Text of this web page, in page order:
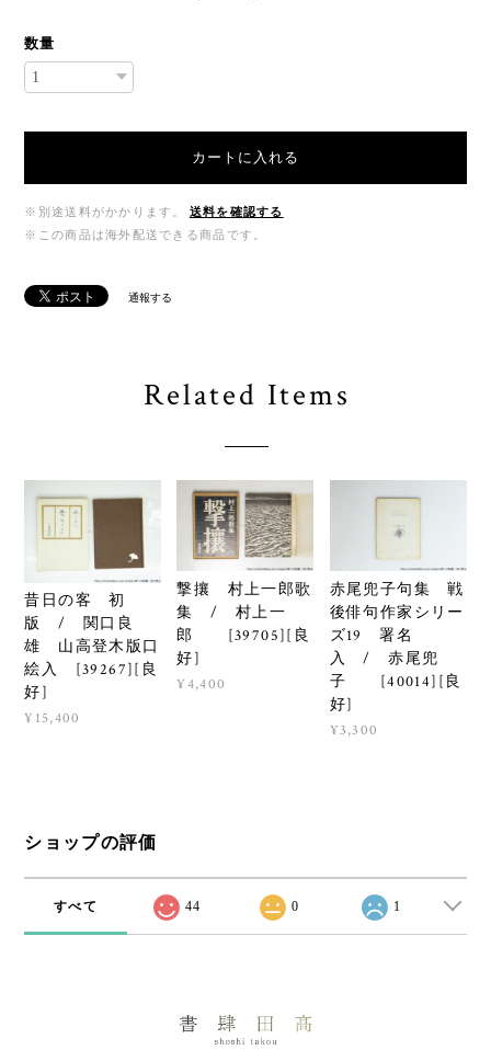
数量
カートに入れる
※別途送料がかかります。
送料を確認する
※この商品は海外配送できる商品です。
通報する
Related Items
昔日の客 初
版 / 関口良
雄 山高登木版口
絵入 [39267][良
好]
¥15,400
撃攘 村上一郎歌
集 / 村上一
郎 [39705][良
好]
¥4,400
赤尾兜子句集 戦
後俳句作家シリー
ズ19 署名
入 / 赤尾兜
子 [40014][良
好]
¥3,300
ショップの評価
すべて 44 0 1